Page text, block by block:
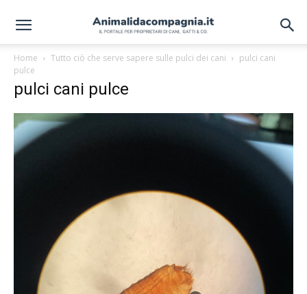
Home Tutto ciò che serve sapere sulle pulci dei cani
pulci cani
pulce
pulci cani pulce